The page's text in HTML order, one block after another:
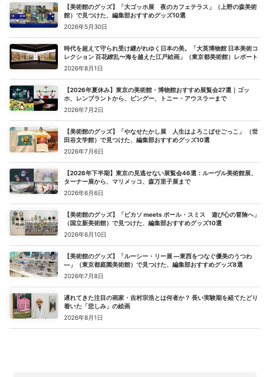
【美術館のグッズ】「大ゴッホ展 夜のカフェテラス」（上野の森美術
館）で見つけた、編集部おすすめグッズ10選
2026年5月30日
時代を超えて守られ受け継がれゆく日本の美。「大英博物館 日本美術コ
レクション 百花繚乱〜海を越えた江戸絵画」（東京都美術館）レポート
2026年8月1日
【2026年夏休み】東京の美術館・博物館おすすめ展覧会27選｜ゴッ
ホ、レンブラントから、ピングー、トニー・アウスラーまで
2026年7月2日
【美術館のグッズ】「やなせたかし展 人生はよろこばせごっこ」 （世
田谷文学館）で見つけた、編集部おすすめグッズ10選
2026年7月6日
【2026年下半期】東京の見逃せない展覧会46選：ルーヴル美術館展、
ターナー展から、マリメッコ、森万里子展まで
2026年6月6日
【美術館のグッズ】「ピカソ meets ポール・スミス 遊び心の冒険へ」
（国立新美術館）で見つけた、編集部おすすめグッズ10選
2026年6月10日
【美術館のグッズ】「ルーシー・リー展 ―東西をつなぐ優美のうつわ
―」（東京都庭園美術館）で見つけた、編集部おすすめグッズ8選
2026年7月8日
遅れてきた注目の画家・吉村宗浩とは何者か？ 長い実験期を経てたどり
着いた「悲しみ」の絵画
2026年8月1日